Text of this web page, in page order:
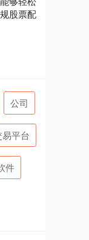
股票配
公司
平台
件